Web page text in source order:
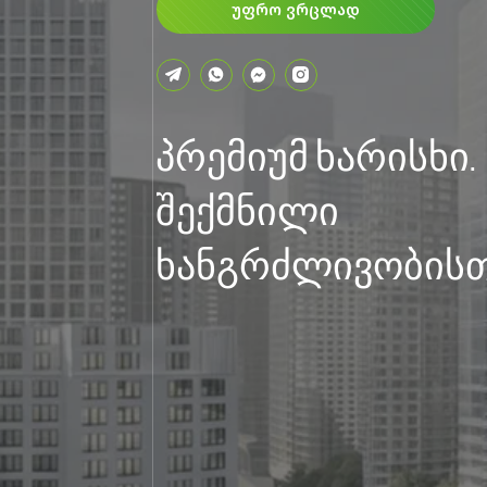
ᲣᲤᲠᲝ ᲕᲠᲪᲚᲐᲓ
პრემიუმ ხარისხი.
შექმნილი